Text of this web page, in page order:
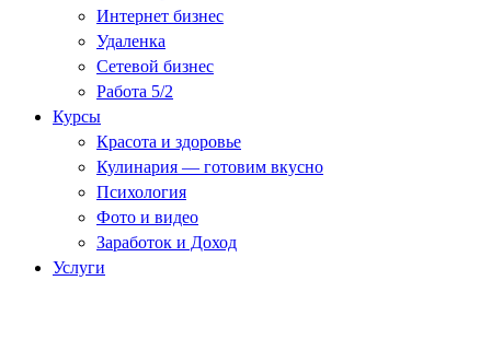
Интернет бизнес
Удаленка
Сетевой бизнес
Работа 5/2
Курсы
Красота и здоровье
Кулинария — готовим вкусно
Психология
Фото и видео
Заработок и Доход
Услуги